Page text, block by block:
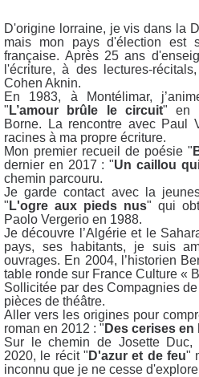
D'origine lorraine, je vis dans la
mais mon pays d'élection est
française. Après 25 ans
l'écriture, à des lectures-
Cohen Aknin.
En 1983, à Montélimar,
" L’amour brûle le circuit" en
Borne. La rencontre avec Paul
racines à ma propre écriture.
Mon premier recueil de poésie "
dernier en 2017 : "Un caillou
chemin parcouru.
Je garde contact avec la
" L'ogre aux pieds nus" qui
Paolo Vergerio en 1988.
Je découvre l’Algérie et le
pays, ses habitants, je suis
ouvrages. En 2004, l’historien
table ronde sur France Culture «
Sollicitée par des Compagnies
pièces de théâtre.
Aller vers les origines pour
roman en 2012 : " Des cerises en
Sur le chemin de Josette Duc,
2020, le récit " D'azur et de feu"
inconnu que je ne cesse